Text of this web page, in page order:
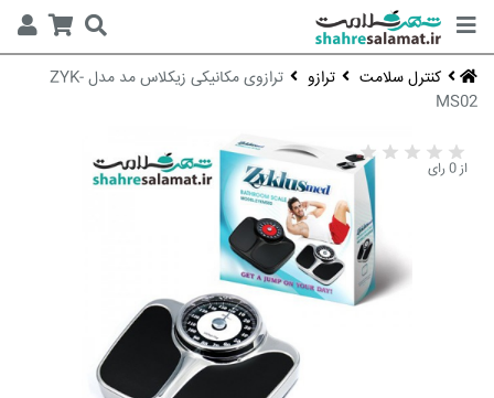
کنترل سلامت ترازو
ترازوی مکانیکی زیکلاس مد مدل ZYK-
MS02
از 0 رای